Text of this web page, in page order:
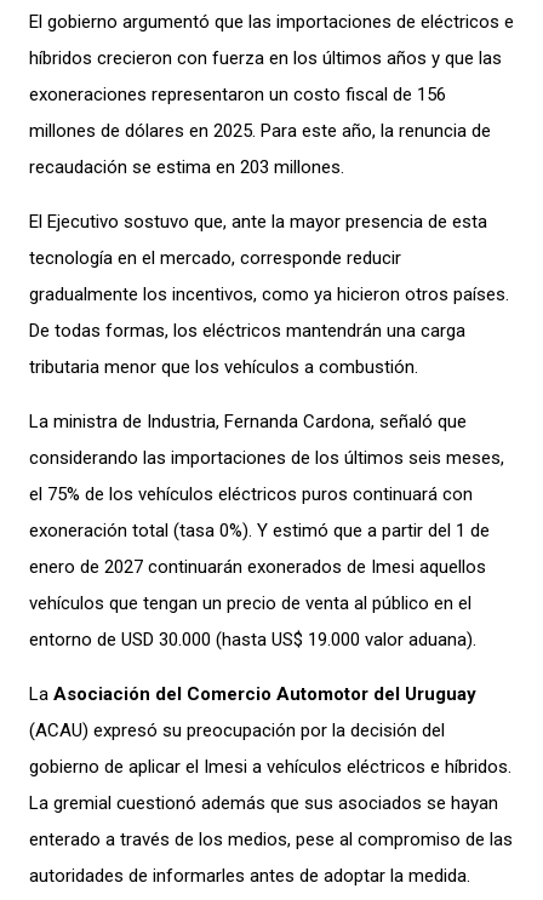
El gobierno argumentó que las importaciones de eléctricos e
híbridos crecieron con fuerza en los últimos años y que las
exoneraciones representaron un costo fiscal de 156
millones de dólares en 2025. Para este año, la renuncia de
recaudación se estima en 203 millones.
El Ejecutivo sostuvo que, ante la mayor presencia de esta
tecnología en el mercado, corresponde reducir
gradualmente los incentivos, como ya hicieron otros países.
De todas formas, los eléctricos mantendrán una carga
tributaria menor que los vehículos a combustión.
La ministra de Industria, Fernanda Cardona, señaló que
considerando las importaciones de los últimos seis meses,
el 75% de los vehículos eléctricos puros continuará con
exoneración total (tasa 0%). Y estimó que a partir del 1 de
enero de 2027 continuarán exonerados de Imesi aquellos
vehículos que tengan un precio de venta al público en el
entorno de USD 30.000 (hasta US$ 19.000 valor aduana).
La Asociación del Comercio Automotor del Uruguay
(ACAU) expresó su preocupación por la decisión del
gobierno de aplicar el Imesi a vehículos eléctricos e híbridos.
La gremial cuestionó además que sus asociados se hayan
enterado a través de los medios, pese al compromiso de las
autoridades de informarles antes de adoptar la medida.